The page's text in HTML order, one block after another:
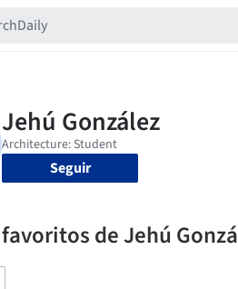
Seguir
de Jehú